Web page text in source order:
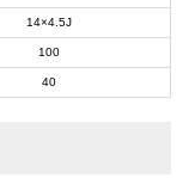
14×4.5J
100
40